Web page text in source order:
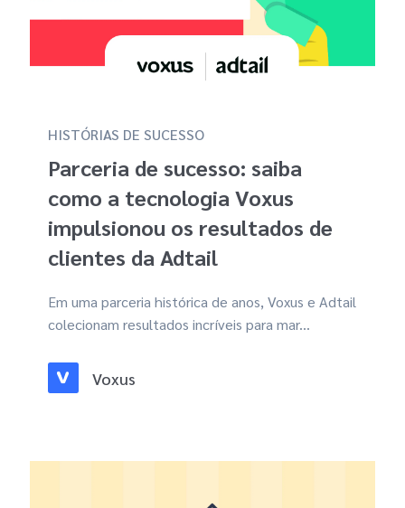
HISTÓRIAS DE SUCESSO
Parceria de sucesso: saiba
como a tecnologia Voxus
impulsionou os resultados de
clientes da Adtail
Em uma parceria histórica de anos, Voxus e Adtail
colecionam resultados incríveis para mar...
Voxus